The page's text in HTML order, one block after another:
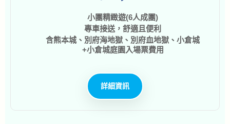
小團精緻遊(6人成團)
專車接送，舒適且便利
含熊本城、別府海地獄、別府血地獄、小倉城
+小倉城庭園入場票費用
詳細資訊